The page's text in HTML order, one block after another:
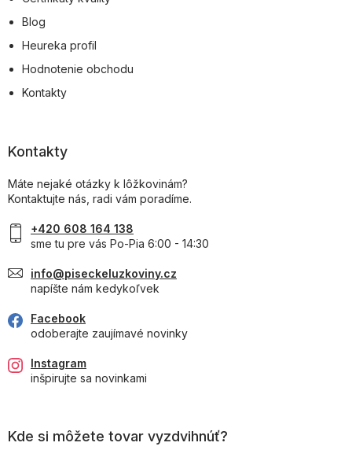
Blog
Heureka profil
Hodnotenie obchodu
Kontakty
Kontakty
Máte nejaké otázky k lôžkovinám?
Kontaktujte nás, radi vám poradíme.
+420 608 164 138
sme tu pre vás Po-Pia 6:00 - 14:30
info@piseckeluzkoviny.cz
napíšte nám kedykoľvek
Facebook
odoberajte zaujímavé novinky
Instagram
inšpirujte sa novinkami
Kde si môžete tovar vyzdvihnúť?